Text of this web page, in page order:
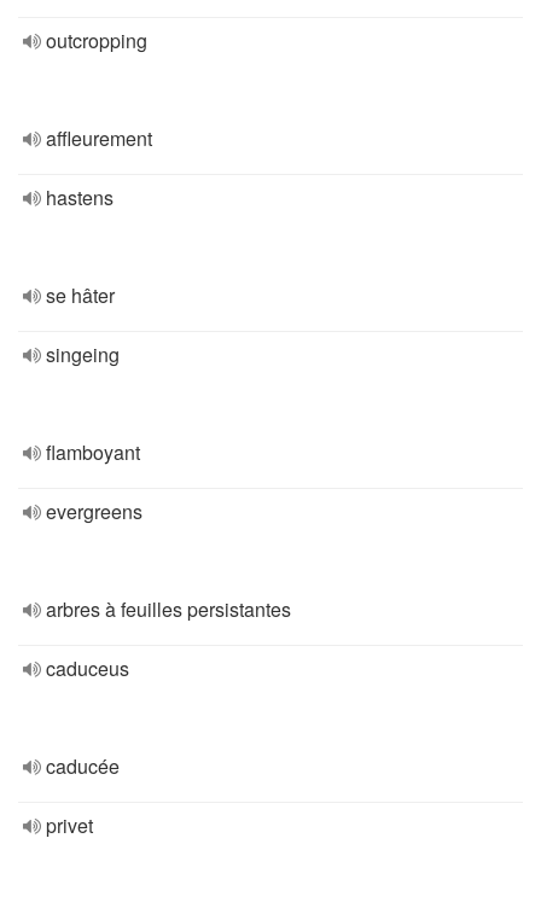
outcropping
affleurement
hastens
se hâter
singeing
flamboyant
evergreens
arbres à feuilles persistantes
caduceus
caducée
privet